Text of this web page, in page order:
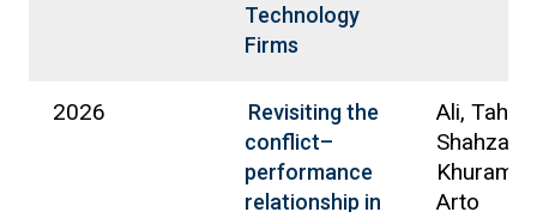
Technology
Firms
2026
Revisiting the
conflict–
performance
relationship in
Ali, Tahir;
Shahzad,
Khuram;
Arto